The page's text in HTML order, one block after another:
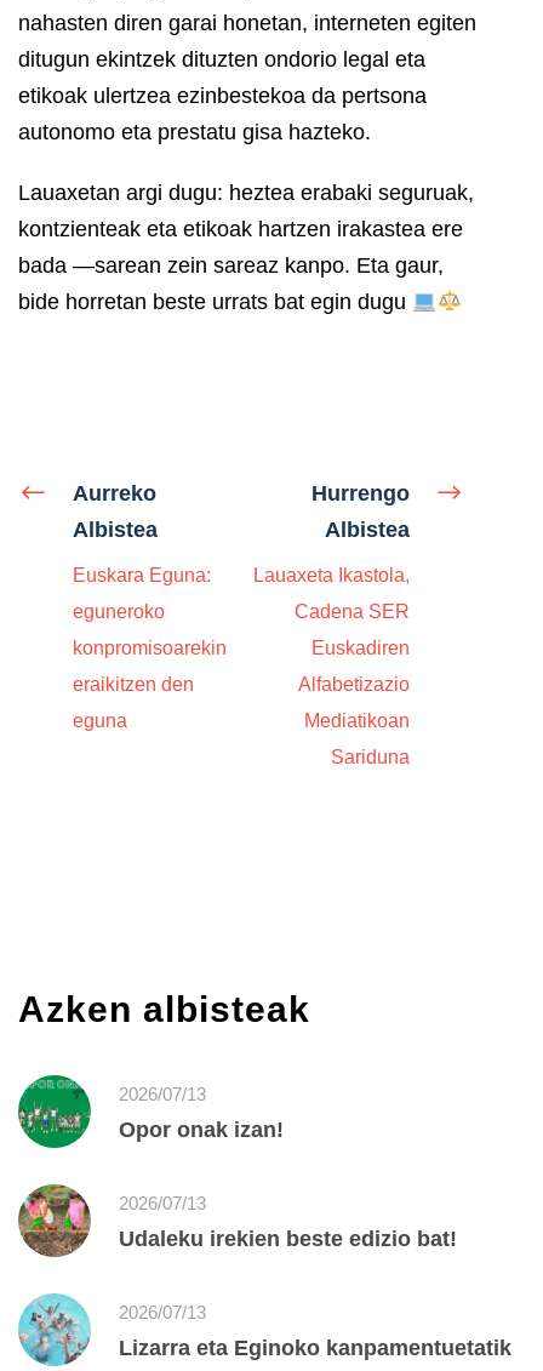
nahasten diren garai honetan, interneten egiten
ditugun ekintzek dituzten ondorio legal eta
etikoak ulertzea ezinbestekoa da pertsona
autonomo eta prestatu gisa hazteko.
Lauaxetan argi dugu: heztea erabaki seguruak,
kontzienteak eta etikoak hartzen irakastea ere
bada —sarean zein sareaz kanpo. Eta gaur,
bide horretan beste urrats bat egin dugu
Aurreko
Albistea
Euskara Eguna:
eguneroko
konpromisoarekin
eraikitzen den
eguna
Hurrengo
Albistea
Lauaxeta Ikastola,
Cadena SER
Euskadiren
Alfabetizazio
Mediatikoan
Sariduna
Azken albisteak
2026/07/13
Opor onak izan!
2026/07/13
Udaleku irekien beste edizio bat!
2026/07/13
Lizarra eta Eginoko kanpamentuetatik